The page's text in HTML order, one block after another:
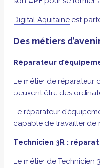
Digital Aquitaine est
Des métiers
Réparateur
Le métier de réparateur
peuvent être des
Le réparateur
capable de travailler de
Technicien 3R :
Le métier de Technicien